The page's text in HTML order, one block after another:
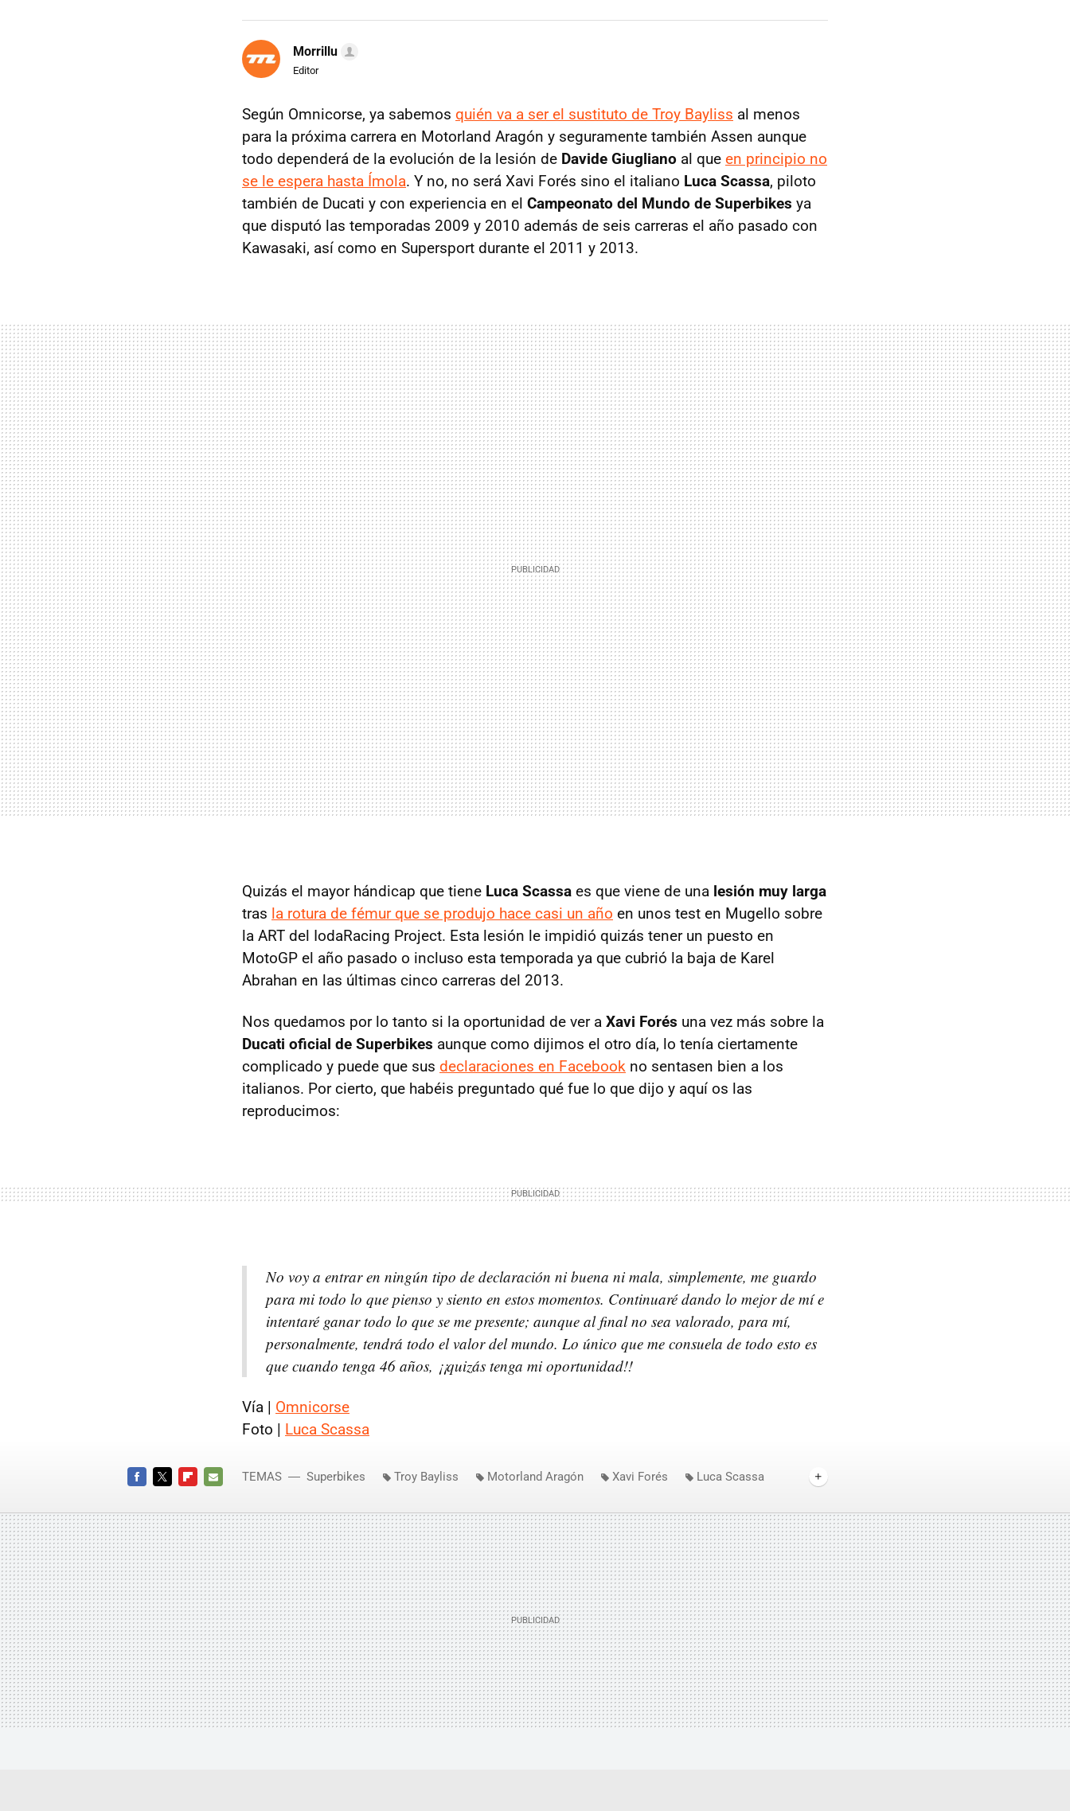
Morrillu
Editor
Según Omnicorse, ya sabemos quién va a ser el sustituto de Troy Bayliss al menos
para la próxima carrera en Motorland Aragón y seguramente también Assen aunque
todo dependerá de la evolución de la lesión de Davide Giugliano al que en principio no
se le espera hasta Ímola. Y no, no será Xavi Forés sino el italiano Luca Scassa, piloto
también de Ducati y con experiencia en el Campeonato del Mundo de Superbikes ya
que disputó las temporadas 2009 y 2010 además de seis carreras el año pasado con
Kawasaki, así como en Supersport durante el 2011 y 2013.
Quizás el mayor hándicap que tiene Luca Scassa es que viene de una lesión muy larga
tras la rotura de fémur que se produjo hace casi un año en unos test en Mugello sobre
la ART del IodaRacing Project. Esta lesión le impidió quizás tener un puesto en
MotoGP el año pasado o incluso esta temporada ya que cubrió la baja de Karel
Abrahan en las últimas cinco carreras del 2013.
Nos quedamos por lo tanto si la oportunidad de ver a Xavi Forés una vez más sobre la
Ducati oficial de Superbikes aunque como dijimos el otro día, lo tenía ciertamente
complicado y puede que sus declaraciones en Facebook no sentasen bien a los
italianos. Por cierto, que habéis preguntado qué fue lo que dijo y aquí os las
reproducimos:
No voy a entrar en ningún tipo de declaración ni buena ni mala, simplemente, me guardo
para mi todo lo que pienso y siento en estos momentos. Continuaré dando lo mejor de mí e
intentaré ganar todo lo que se me presente; aunque al final no sea valorado, para mí,
personalmente, tendrá todo el valor del mundo. Lo único que me consuela de todo esto es
que cuando tenga 46 años, ¡¡quizás tenga mi oportunidad!!
Vía | Omnicorse
Foto | Luca Scassa
MAIL
TEMAS Superbikes Troy Bayliss Motorland Aragón Xavi Forés
Luca Scassa